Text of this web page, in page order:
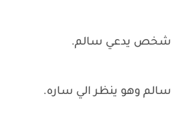
شخص يدعي سالم.
سالم وهو ينظر الي ساره.